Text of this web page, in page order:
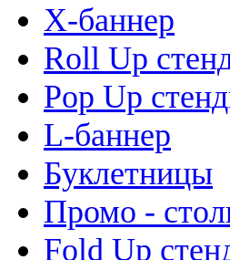
Х-баннер
Roll Up
Pop Up
L-баннер
Буклетницы
Промо -
Fold Up